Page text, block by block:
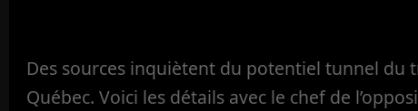
Des sources inquiètent du potentiel tunnel du
Québec. Voici les détails avec le chef de